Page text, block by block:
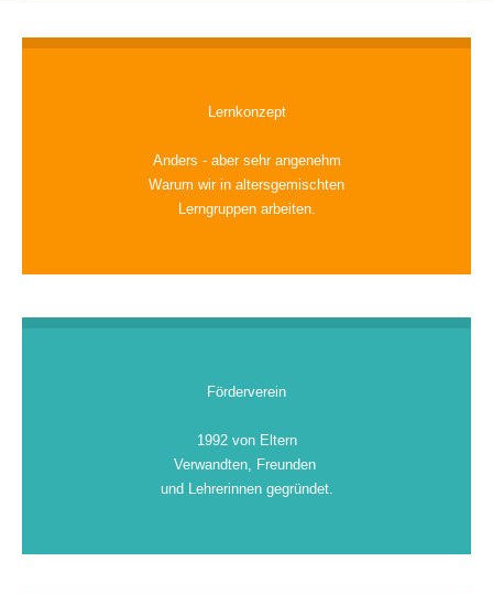
Lernkonzept
Anders - aber sehr angenehm
Warum wir in altersgemischten
Lerngruppen arbeiten.
Förderverein
1992 von Eltern
Verwandten, Freunden
und Lehrerinnen gegründet.